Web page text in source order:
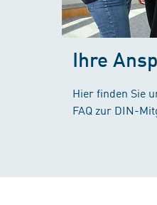
Ihre
Hier finden Sie
FAQ zur DIN-